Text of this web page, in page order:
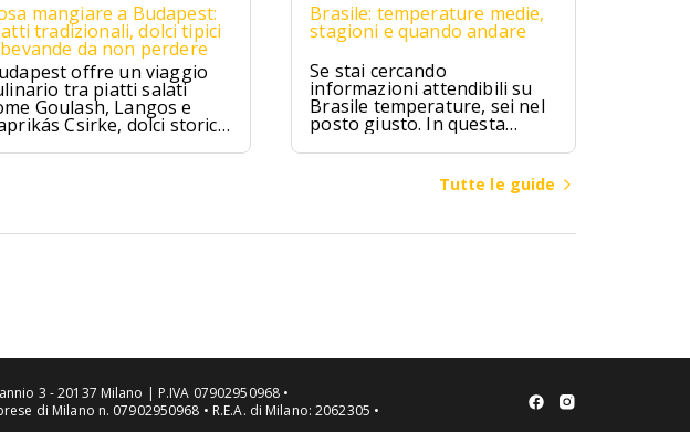
mangiare a Budapest:
tradizionali, dolci tipici
da non perdere
offre un viaggio
tra piatti salati
Goulash, Langos e
Csirke, dolci storici
Dobos Torte e
e distillati tipici
Brasile: temperature medie,
stagioni e quando andare
Se stai cercando
informazioni attendibili su
Brasile temperature, sei nel
posto giusto. In questa
guida troverai valori medi
mensili, differenze climatiche
tra regioni (Amazzonia,
Nord-Est, Sud-Est, Sud,
quando andare in Brasile per
Tutte le guide
3 - 20137 Milano | P.IVA 07902950968 •
di Milano n. 07902950968 • R.E.A. di Milano: 2062305 •